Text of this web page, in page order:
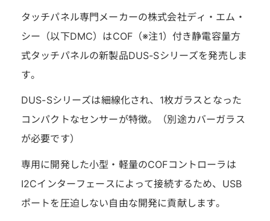
タッチパネル専門メーカーの株式会社ディ・エム・
シー（以下DMC）はCOF（※注1）付き静電容量方
式タッチパネルの新製品DUS-Sシリーズを発売しま
す。
DUS-Sシリーズは細線化され、1枚ガラスとなった
コンパクトなセンサーが特徴。（別途カバーガラス
が必要です）
専用に開発した小型・軽量のCOFコントローラは
I2Cインターフェースによって接続するため、USB
ポートを圧迫しない自由な開発に貢献します。